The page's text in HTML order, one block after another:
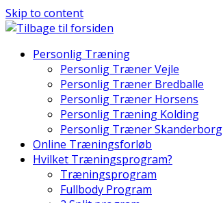
Skip to content
Personlig Træning
Personlig Træner Vejle
Personlig Træner Bredballe
Personlig Træner Horsens
Personlig Træning Kolding
Personlig Træner Skanderborg
Online Træningsforløb
Hvilket Træningsprogram?
Træningsprogram
Fullbody Program